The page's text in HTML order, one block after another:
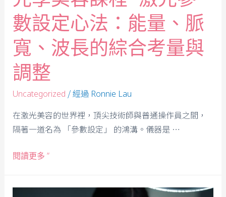
數設定心法：能量、脈
寬、波長的綜合考量與
調整
Uncategorized / 經過 Ronnie Lau
在激光美容的世界裡，頂尖技術師與普通操作員之間，
隔著一道名為 「參數設定」 的鴻溝。儀器是 …
閱讀更多 ”